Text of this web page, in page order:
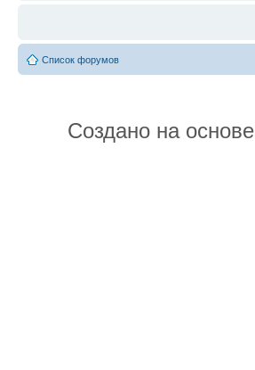
Список форумов
Создано на основе